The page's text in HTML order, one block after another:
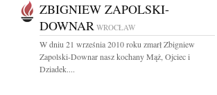
ZBIGNIEW ZAPOLSKI-
DOWNAR WROCŁAW
W dniu 21 września 2010 roku zmarł Zbigniew
Zapolski-Downar nasz kochany Mąż, Ojciec i
Dziadek....